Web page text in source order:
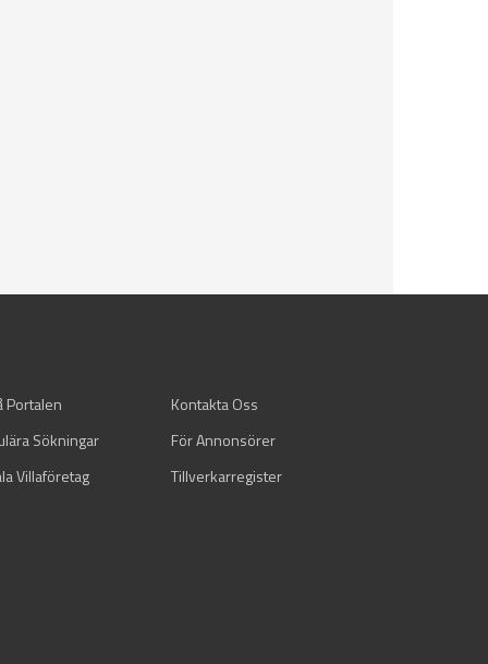
Portalen
Kontakta Oss
Sökningar
För Annonsörer
Villaföretag
Tillverkarregister